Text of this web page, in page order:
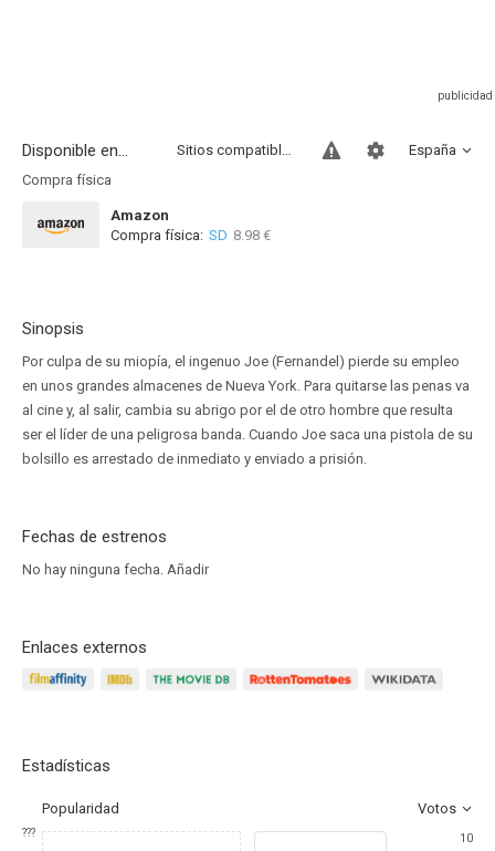
Disponible en... España
Sitios compatibles
Compra física
Amazon
Compra física: SD 8.98 €
Sinopsis
Por culpa de su miopía, el ingenuo Joe (Fernandel) pierde su empleo
en unos grandes almacenes de Nueva York. Para quitarse las penas va
al cine y, al salir, cambia su abrigo por el de otro hombre que resulta
ser el líder de una peligrosa banda. Cuando Joe saca una pistola de su
bolsillo es arrestado de inmediato y enviado a prisión.
Fechas de estrenos
No hay ninguna fecha. Añadir
Enlaces externos
Estadísticas
Popularidad Votos
???
10